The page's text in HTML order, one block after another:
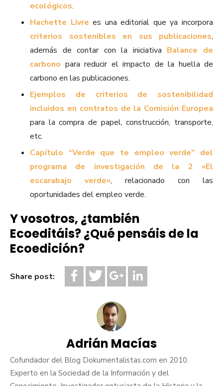
ecológicos.
Hachette Livre es una editorial que ya incorpora
criterios sostenibles en sus publicaciones,
además de contar con la iniciativa Balance de
carbono para reducir el impacto de la huella de
carbono en las publicaciones.
Ejemplos de criterios de sostenibilidad
incluidos en contratos de la Comisión Europea
para la compra de papel, construcción, transporte,
etc.
Capítulo “Verde que te empleo verde” del
programa de investigación de la 2 «El
escarabajo verde», relacionado con las
oportunidades del empleo verde.
Y vosotros, ¿también
Ecoeditáis? ¿Qué pensáis de la
Ecoedición?
Share post:
Adrián Macías
Cofundador del Blog Dokumentalistas.com en 2010.
Experto en la Sociedad de la Información y del